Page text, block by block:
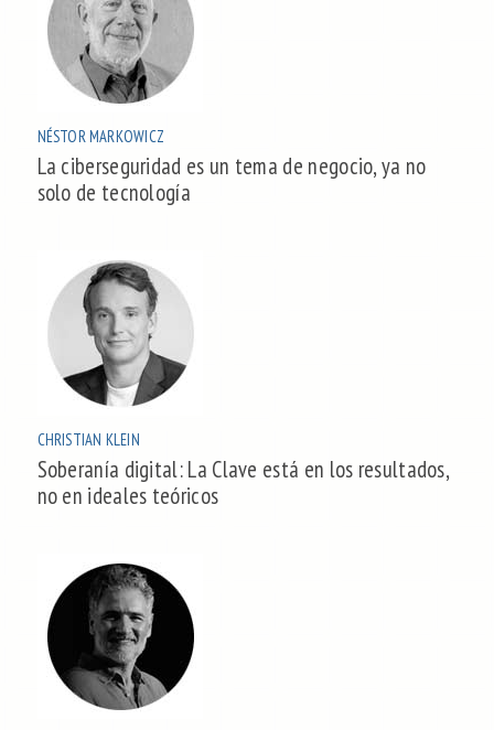
NÉSTOR MARKOWICZ
La ciberseguridad es un tema de negocio, ya no
solo de tecnología
CHRISTIAN KLEIN
Soberanía digital: La Clave está en los resultados,
no en ideales teóricos